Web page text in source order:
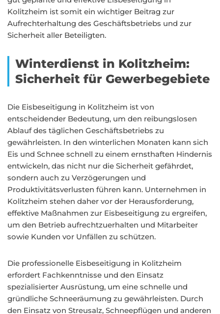
Kolitzheim ist somit ein wichtiger Beitrag zur
Aufrechterhaltung des Geschäftsbetriebs und zur
Sicherheit aller Beteiligten.
Winterdienst in Kolitzheim:
Sicherheit für Gewerbegebiete
Die Eisbeseitigung in Kolitzheim ist von
entscheidender Bedeutung, um den reibungslosen
Ablauf des täglichen Geschäftsbetriebs zu
gewährleisten. In den winterlichen Monaten kann sich
Eis und Schnee schnell zu einem ernsthaften Hindernis
entwickeln, das nicht nur die Sicherheit gefährdet,
sondern auch zu Verzögerungen und
Produktivitätsverlusten führen kann. Unternehmen in
Kolitzheim stehen daher vor der Herausforderung,
effektive Maßnahmen zur Eisbeseitigung zu ergreifen,
um den Betrieb aufrechtzuerhalten und Mitarbeiter
sowie Kunden vor Unfällen zu schützen.
Die professionelle Eisbeseitigung in Kolitzheim
erfordert Fachkenntnisse und den Einsatz
spezialisierter Ausrüstung, um eine schnelle und
gründliche Schneeräumung zu gewährleisten. Durch
den Einsatz von Streusalz, Schneepflügen und anderen